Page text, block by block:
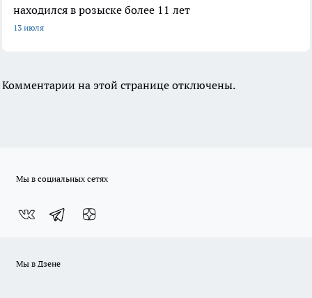
находился в розыске более 11 лет
13 июля
Комментарии на этой странице отключены.
Мы в социальных сетях
Мы в Дзене